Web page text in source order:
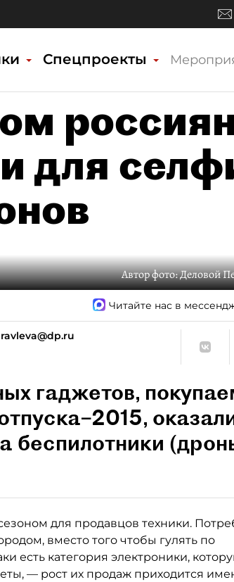
Спецпроекты
для
Автор фото:Деловой
Читайте нас в
гаджетов,
беспилотники
для продавцов техники.
вместо того чтобы гулять по
есть категория электроники,
— рост их продаж приходится